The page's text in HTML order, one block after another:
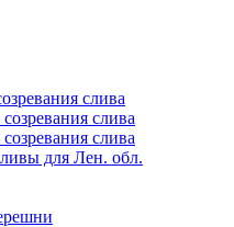
слива
слива
слива
для Лен. обл.